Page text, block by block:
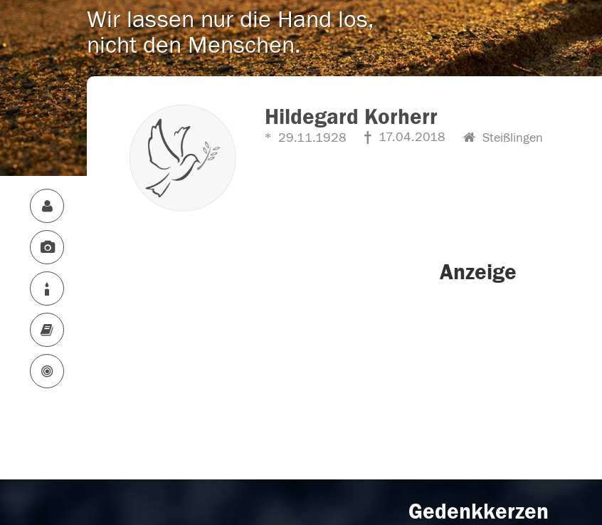
Wir lassen nur die Hand los,
nicht den Menschen.
Hildegard Korherr
29.11.1928 17.04.2018 Steißlingen
Anzeige
Gedenkkerzen